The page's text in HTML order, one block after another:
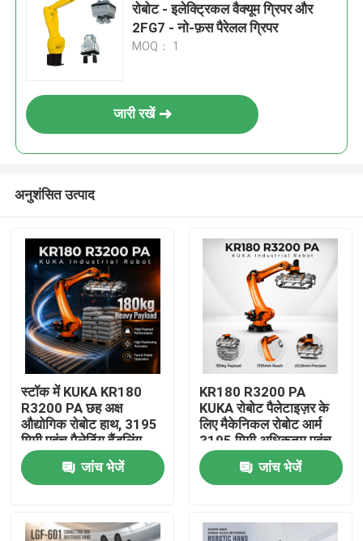
घर
उत्पाद
रोबोट - इलेक्ट्रिकल वैक्यूम ग्रिपर और
2FG7 - नो-फ़स पैरेलल ग्रिपर
MOQ： 1
जारी रखें
अनुशंसित उत्पाद
स्टॉक में KUKA KR180
R3200 PA छह अक्ष
औद्योगिक रोबोट हाथ, 3195
मिमी पहुंच पैलेटिंग हैंडलिंग
रोबोट हाथ
जांच भेजें
KR180 R3200 PA
KUKA रोबोट पैलेटाइज़र के
लिए मैकेनिकल रोबोट आर्म
3195 मिमी अधिकतम पहुंच
जांच भेजें